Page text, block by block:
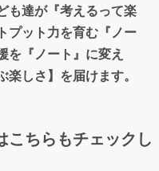
も達が『考えるって楽
プット力を育む『ノー
を『ノート』に変え
しさ】を届けます。
こちらもチェックし